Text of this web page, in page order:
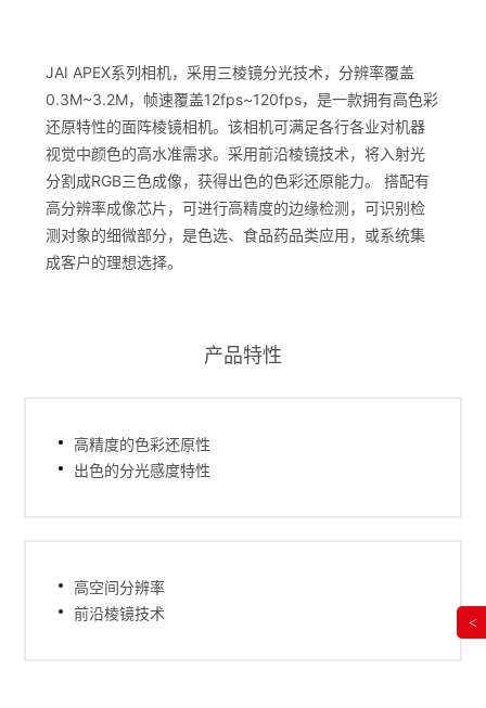
JAI APEX系列相机，采用三棱镜分光技术，分辨率覆盖
0.3M~3.2M，帧速覆盖12fps~120fps，是一款拥有高色彩
还原特性的面阵棱镜相机。该相机可满足各行各业对机器
视觉中颜色的高水准需求。采用前沿棱镜技术，将入射光
分割成RGB三色成像，获得出色的色彩还原能力。 搭配有
高分辨率成像芯片，可进行高精度的边缘检测，可识别检
测对象的细微部分，是色选、食品药品类应用，或系统集
成客户的理想选择。
产品特性
高精度的色彩还原性
出色的分光感度特性
高空间分辨率
前沿棱镜技术
<